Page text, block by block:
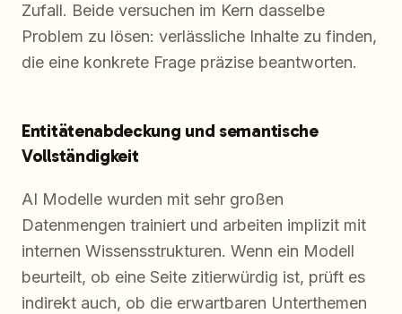
Zufall. Beide versuchen im Kern dasselbe
Problem zu lösen: verlässliche Inhalte zu finden,
die eine konkrete Frage präzise beantworten.
Entitätenabdeckung und semantische
Vollständigkeit
AI Modelle wurden mit sehr großen
Datenmengen trainiert und arbeiten implizit mit
internen Wissensstrukturen. Wenn ein Modell
beurteilt, ob eine Seite zitierwürdig ist, prüft es
indirekt auch, ob die erwartbaren Unterthemen